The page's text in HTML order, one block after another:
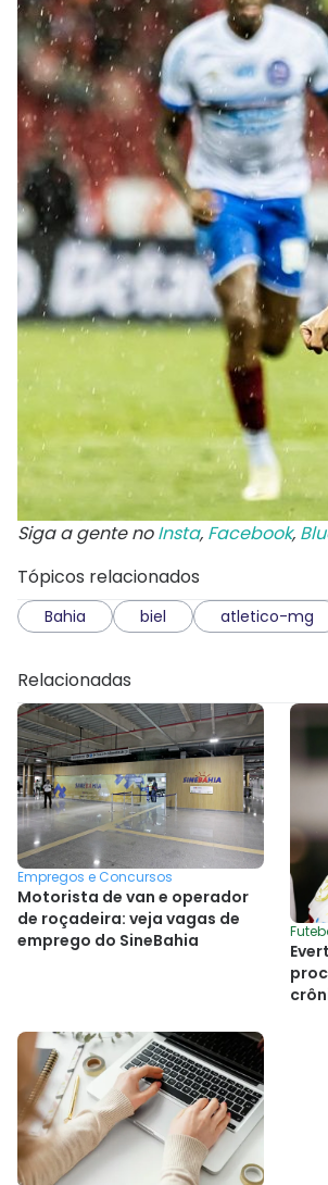
Siga a gente noInsta, Facebook,
Tópicos relacionados
Bahia biel atletico-mg
Relacionadas
Empregos e Concursos
Motorista de van e operador
de roçadeira: veja vagas de
emprego do SineBahia